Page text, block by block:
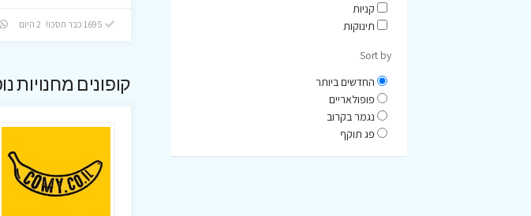
קופונים מחנויות
קניות
תינוקות
Sort by
החדשים ביותר
פופולאריים
נגמר בקרוב
פג תוקף